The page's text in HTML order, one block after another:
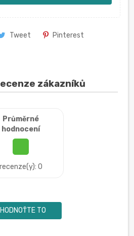
Tweet Pinterest
zákazníků
Průměrné
hodnocení
recenze(y): 0
TO